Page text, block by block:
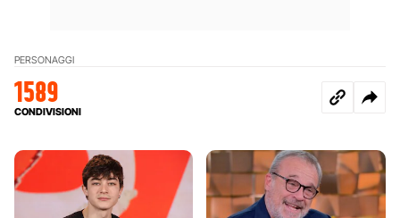
PERSONAGGI
1589
CONDIVISIONI